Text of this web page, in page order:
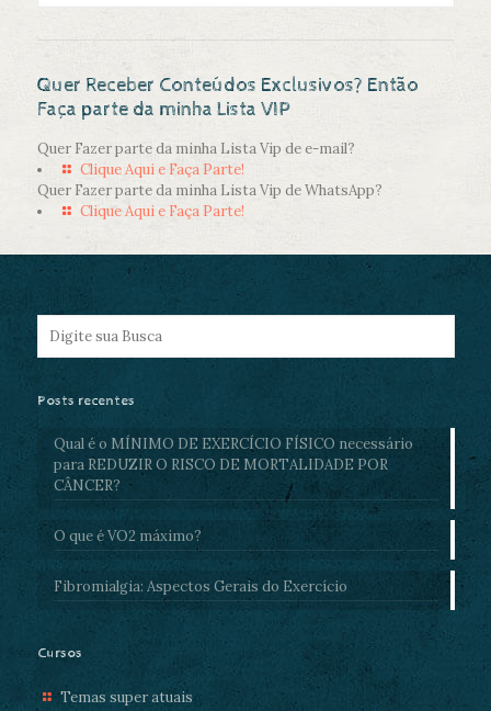
Quer Receber Conteúdos Exclusivos? Então
Faça parte da minha Lista VIP
Quer Fazer parte da minha Lista Vip de e-mail?
Clique Aqui e Faça Parte!
Quer Fazer parte da minha Lista Vip de WhatsApp?
Clique Aqui e Faça Parte!
Posts recentes
Qual é o MÍNIMO DE EXERCÍCIO FÍSICO necessário
para REDUZIR O RISCO DE MORTALIDADE POR
CÂNCER?
O que é VO2 máximo?
Fibromialgia: Aspectos Gerais do Exercício
Cursos
Temas super atuais